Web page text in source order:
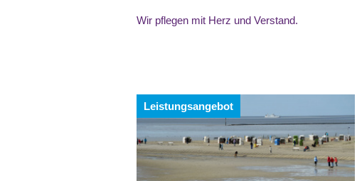
Wir pflegen mit Herz und Verstand.
Leistungsangebot